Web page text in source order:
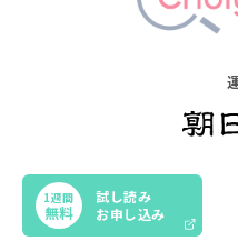
1週間
無料
試し読み
お申し込み
Copyright © The Asahi Shimbun
Noreproduction or republication without